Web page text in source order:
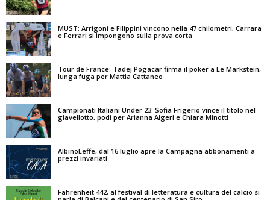
MUST: Arrigoni e Filippini vincono nella 47 chilometri, Carrara
e Ferrari si impongono sulla prova corta
Tour de France: Tadej Pogacar firma il poker a Le Markstein,
lunga fuga per Mattia Cattaneo
Campionati Italiani Under 23: Sofia Frigerio vince il titolo nel
giavellotto, podi per Arianna Algeri e Chiara Minotti
AlbinoLeffe, dal 16 luglio apre la Campagna abbonamenti a
prezzi invariati
Fahrenheit 442, al festival di letteratura e cultura del calcio si